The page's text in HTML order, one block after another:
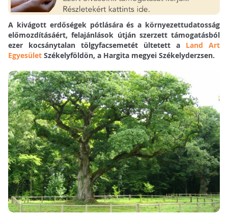
A kivágott erdőségek pótlására és a környezettudatosság
előmozdításáért, felajánlások útján szerzett támogatásból
ezer kocsánytalan tölgyfacsemetét ültetett a Land Art
EgyesületSzékelyföldön, a Hargita megyei Székelyderzsen.